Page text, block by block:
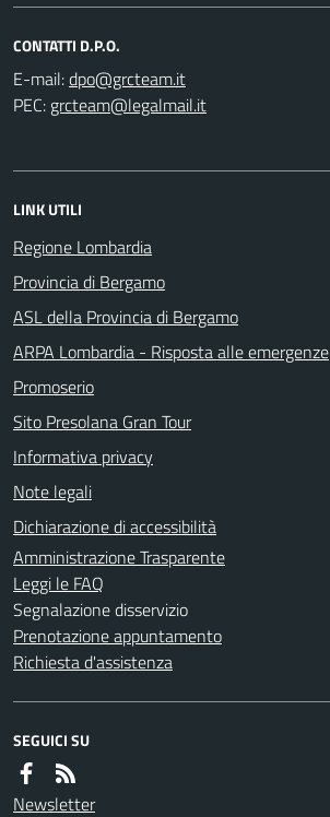
CONTATTI D.P.O.
E-mail:
PEC:
LINK UTILI
Regione Lombardia
Provincia di Bergamo
ASL della Provincia di Bergamo
ARPA Lombardia - Risposta alle emergenze
Promoserio
Sito Presolana Gran Tour
Informativa privacy
Note legali
Dichiarazione di accessibilità
Amministrazione Trasparente
Leggi le FAQ
Segnalazione disservizio
Prenotazione appuntamento
Richiesta d'assistenza
SEGUICI SU
Newsletter